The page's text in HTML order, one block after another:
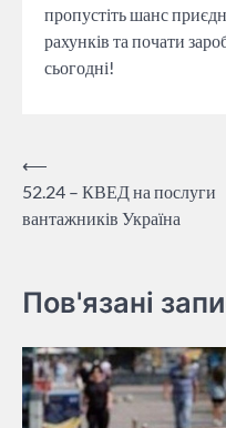
пропустіть шанс
рахунків та почати
сьогодні!
Навігація
записів
⟵
52.24 – КВЕД на послуги
вантажників Україна
Пов'язані